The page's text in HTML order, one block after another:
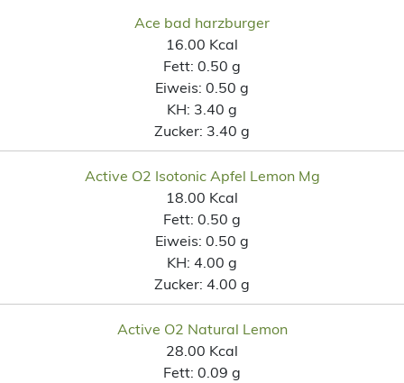
Ace bad harzburger
16.00 Kcal
Fett: 0.50 g
Eiweis: 0.50 g
KH: 3.40 g
Zucker: 3.40 g
Active O2 Isotonic Apfel Lemon Mg
18.00 Kcal
Fett: 0.50 g
Eiweis: 0.50 g
KH: 4.00 g
Zucker: 4.00 g
Active O2 Natural Lemon
28.00 Kcal
Fett: 0.09 g